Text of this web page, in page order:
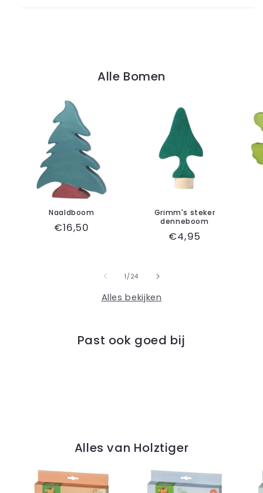
Alle Bomen
Naaldboom
Normale
€16,50
Grimm's steker
denneboom
Normale
€4,95
1 /van
24
Alles bekijken
Past ook goed bij
Alles van Holztiger